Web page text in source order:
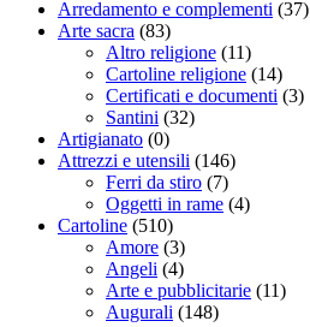
Arredamento e complementi (37)
Arte sacra (83)
Altro religione (11)
Cartoline religione (14)
Certificati e documenti (3)
Santini (32)
Artigianato (0)
Attrezzi e utensili (146)
Ferri da stiro (7)
Oggetti in rame (4)
Cartoline (510)
Amore (3)
Angeli (4)
Arte e pubblicitarie (11)
Augurali (148)